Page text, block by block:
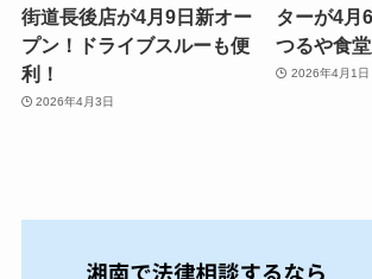
街道長後店が4月9日新オー
プン！ドライブスルーも便
利！
2026年4月3日
ターが4月
つるや食
2026年4月1日